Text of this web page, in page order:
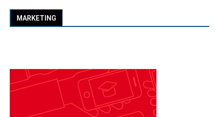
MARKETING